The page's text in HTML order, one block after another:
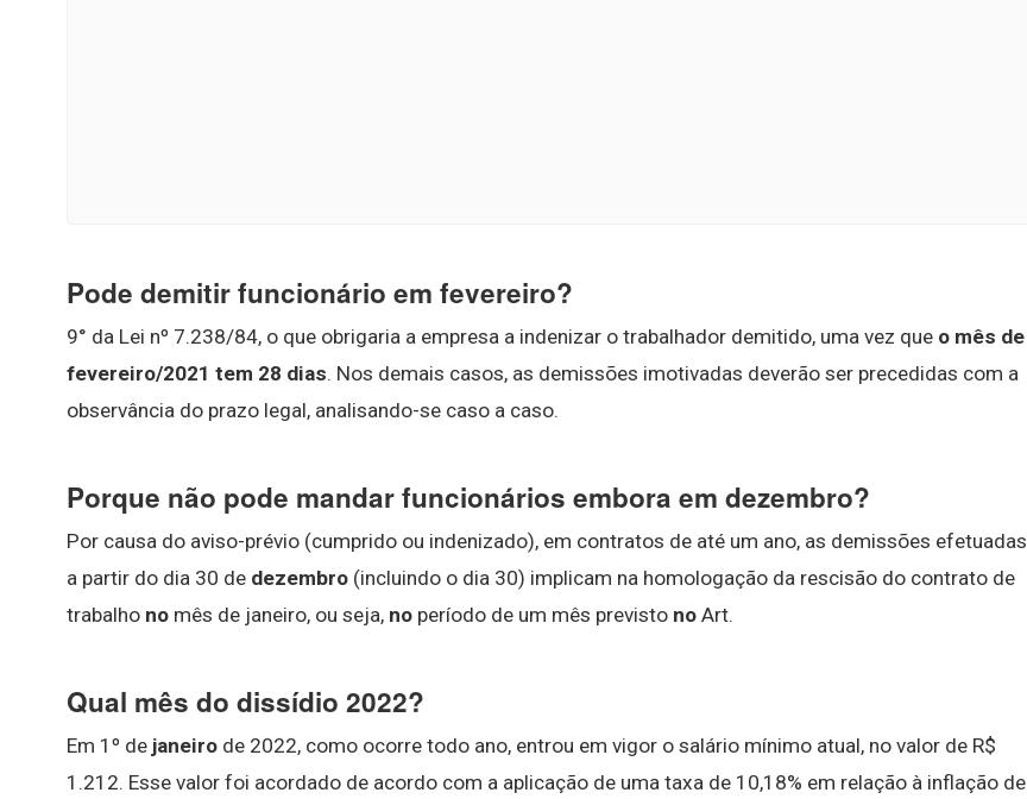
Pode demitir funcionário em fevereiro?
9° da Lei nº 7.238/84, o que obrigaria a empresa a indenizar o trabalhador demitido, uma vez que o mês de
fevereiro/2021 tem 28 dias. Nos demais casos, as demissões imotivadas deverão ser precedidas com a
observância do prazo legal, analisando-se caso a caso.
Porque não pode mandar funcionários embora em dezembro?
Por causa do aviso-prévio (cumprido ou indenizado), em contratos de até um ano, as demissões efetuadas
a partir do dia 30 de dezembro (incluindo o dia 30) implicam na homologação da rescisão do contrato de
trabalho no mês de janeiro, ou seja, no período de um mês previsto no Art.
Qual mês do dissídio 2022?
Em 1º de janeiro de 2022, como ocorre todo ano, entrou em vigor o salário mínimo atual, no valor de R$
1.212. Esse valor foi acordado de acordo com a aplicação de uma taxa de 10,18% em relação à inflação de